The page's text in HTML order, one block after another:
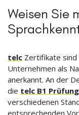
Weisen Sie
telc Zertifikate sind
Unternehmen als
anerkannt. An der
die telc B1 Prüfung
verschiedenen